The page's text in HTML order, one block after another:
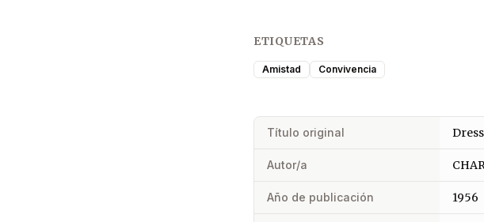
ETIQUETAS
Amistad Convivencia
Título original
Autor/a
Año de publicación 1956